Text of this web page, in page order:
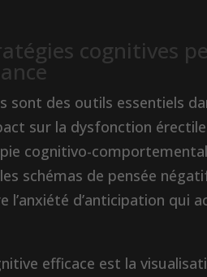
cognitives
sont des outils essentiels
sur la dysfonction
cognitivo-
schémas de pensée
l’anxiété d’anticipation qui
efficace est la